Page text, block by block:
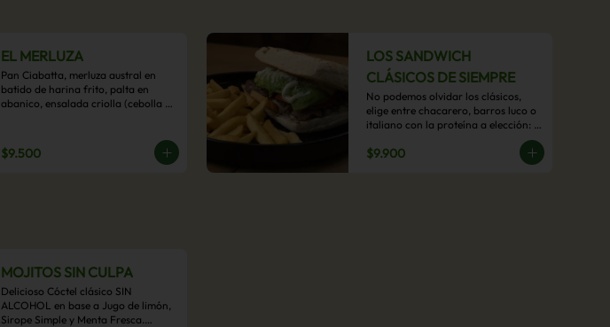
EL MERLUZA
Pan Ciabatta, merluza austral en
batido de harina frito, palta en
abanico, ensalada criolla (cebolla
de papas fritas.
$9.500
LOS SANDWICH
CLÁSICOS DE SIEMPRE
No podemos olvidar los clásicos,
elige entre chacarero, barros luco o
italiano con la proteína a elección:
mechada, pollo o hamburguesa con
acompañamiento de papas fritas.
$9.900
MOJITOS SIN CULPA
Delicioso Cóctel clásico SIN
ALCOHOL en base a Jugo de limón,
Sirope Simple y Menta Fresca.